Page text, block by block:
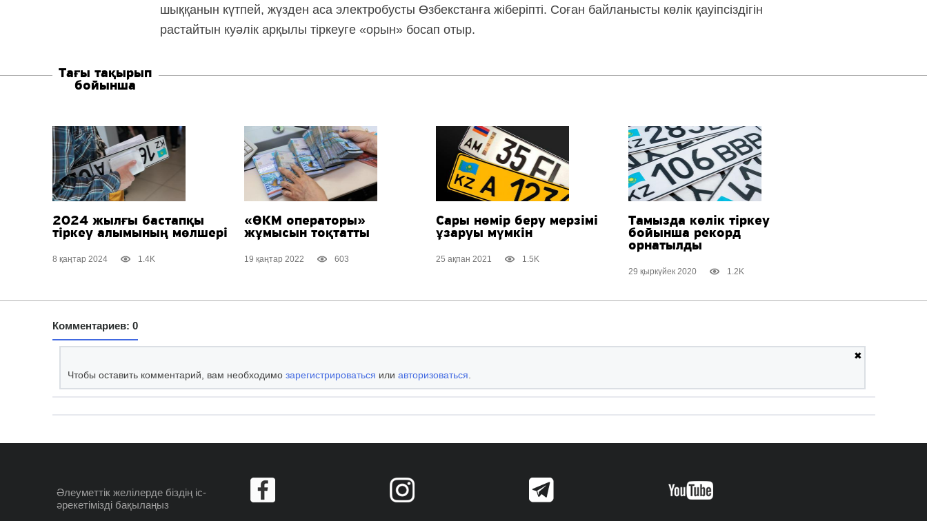
шыққанын күтпей, жүзден аса электробусты Өзбекстанға жіберіпті. Соған байланысты көлік қауіпсіздігін
растайтын куәлік арқылы тіркеуге «орын» босап отыр.
Тағы тақырып
бойынша
2024 жылғы бастапқы
тіркеу алымының мөлшері
8 қаңтар 2024 1.4K
«ӨКМ операторы»
жұмысын тоқтатты
19 қаңтар 2022 603
Сары нөмір беру мерзімі
ұзаруы мүмкін
25 ақпан 2021 1.5K
Тамызда көлік тіркеу
бойынша рекорд
орнатылды
29 қыркүйек 2020 1.2K
Комментариев: 0
✖
Чтобы оставить комментарий, вам необходимо зарегистрироваться или авторизоваться
Әлеуметтік желілердебіздің іс-
әрекетімізді бақылаңыз